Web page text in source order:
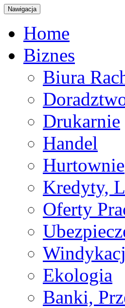
Nawigacja
Home
Biznes
Biura
Drukarnie
Handel
Hurtownie
Kredyty,
Oferty
Ekologia
Banki,